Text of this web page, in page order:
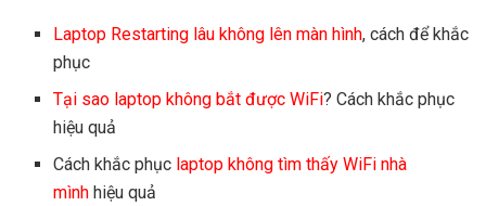
Laptop Restarting lâu không lên màn hình, cách để khắc
phục
Tại sao laptop không bắt được WiFi? Cách khắc phục
hiệu quả
Cách khắc phục laptop không tìm thấy WiFi nhà
mình hiệu quả